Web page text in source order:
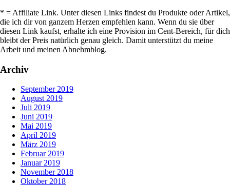
* = Affiliate Link. Unter diesen Links findest du Produkte oder Artikel,
die ich dir von ganzem Herzen empfehlen kann. Wenn du sie über
diesen Link kaufst, erhalte ich eine Provision im Cent-Bereich, für dich
bleibt der Preis natürlich genau gleich. Damit unterstützt du meine
Arbeit und meinen Abnehmblog.
Archiv
September 2019
August 2019
Juli 2019
Juni 2019
Mai 2019
April 2019
März 2019
Februar 2019
Januar 2019
November 2018
Oktober 2018